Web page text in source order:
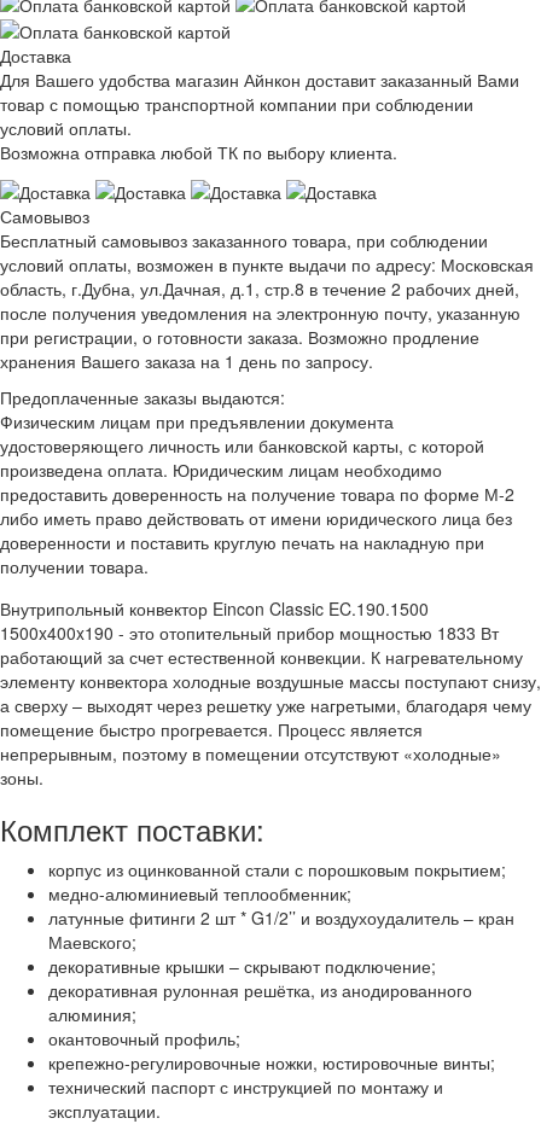
Доставка
Для Вашего удобства магазин Айнкон доставит заказанный Вами
товар с помощью транспортной компании при соблюдении
условий оплаты.
Возможна отправка любой ТК по выбору клиента.
Самовывоз
Бесплатный самовывоз заказанного товара, при соблюдении
условий оплаты, возможен в пункте выдачи по адресу: Московская
область, г.Дубна, ул.Дачная, д.1, стр.8 в течение 2 рабочих дней,
после получения уведомления на электронную почту, указанную
при регистрации, о готовности заказа. Возможно продление
хранения Вашего заказа на 1 день по запросу.
Предоплаченные заказы выдаются:
Физическим лицам при предъявлении документа
удостоверяющего личность или банковской карты, с которой
произведена оплата. Юридическим лицам необходимо
предоставить доверенность на получение товара по форме М-2
либо иметь право действовать от имени юридического лица без
доверенности и поставить круглую печать на накладную при
получении товара.
Внутрипольный конвектор Eincon Classic EC.190.1500
1500x400x190 - это отопительный прибор мощностью 1833 Вт
работающий за счет естественной конвекции. К нагревательному
элементу конвектора холодные воздушные массы поступают снизу,
а сверху – выходят через решетку уже нагретыми, благодаря чему
помещение быстро прогревается. Процесс является
непрерывным, поэтому в помещении отсутствуют «холодные»
зоны.
Комплект поставки:
корпус из оцинкованной стали с порошковым покрытием;
медно-алюминиевый теплообменник;
латунные фитинги 2 шт * G1/2’’ и воздухоудалитель – кран
Маевского;
декоративные крышки – скрывают подключение;
декоративная рулонная решётка, из анодированного
алюминия;
окантовочный профиль;
крепежно-регулировочные ножки, юстировочные винты;
технический паспорт с инструкцией по монтажу и
эксплуатации.